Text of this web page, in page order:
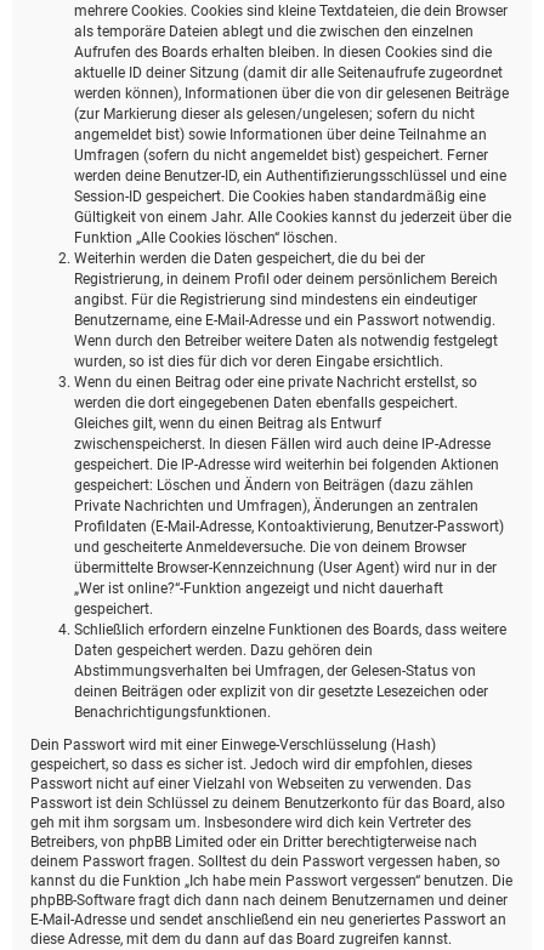
mehrere Cookies. Cookies sind kleine Textdateien, die dein Browser
als temporäre Dateien ablegt und die zwischen den einzelnen
Aufrufen des Boards erhalten bleiben. In diesen Cookies sind die
aktuelle ID deiner Sitzung (damit dir alle Seitenaufrufe zugeordnet
werden können), Informationen über die von dir gelesenen Beiträge
(zur Markierung dieser als gelesen/ungelesen; sofern du nicht
angemeldet bist) sowie Informationen über deine Teilnahme an
Umfragen (sofern du nicht angemeldet bist) gespeichert. Ferner
werden deine Benutzer-ID, ein Authentifizierungsschlüssel und eine
Session-ID gespeichert. Die Cookies haben standardmäßig eine
Gültigkeit von einem Jahr. Alle Cookies kannst du jederzeit über die
Funktion „Alle Cookies löschen“ löschen.
Weiterhin werden die Daten gespeichert, die du bei der
Registrierung, in deinem Profil oder deinem persönlichem Bereich
angibst. Für die Registrierung sind mindestens ein eindeutiger
Benutzername, eine E-Mail-Adresse und ein Passwort notwendig.
Wenn durch den Betreiber weitere Daten als notwendig festgelegt
wurden, so ist dies für dich vor deren Eingabe ersichtlich.
Wenn du einen Beitrag oder eine private Nachricht erstellst, so
werden die dort eingegebenen Daten ebenfalls gespeichert.
Gleiches gilt, wenn du einen Beitrag als Entwurf
zwischenspeicherst. In diesen Fällen wird auch deine IP-Adresse
gespeichert. Die IP-Adresse wird weiterhin bei folgenden Aktionen
gespeichert: Löschen und Ändern von Beiträgen (dazu zählen
Private Nachrichten und Umfragen), Änderungen an zentralen
Profildaten (E-Mail-Adresse, Kontoaktivierung, Benutzer-Passwort)
und gescheiterte Anmeldeversuche. Die von deinem Browser
übermittelte Browser-Kennzeichnung (User Agent) wird nur in der
„Wer ist online?“-Funktion angezeigt und nicht dauerhaft
gespeichert.
Schließlich erfordern einzelne Funktionen des Boards, dass weitere
Daten gespeichert werden. Dazu gehören dein
Abstimmungsverhalten bei Umfragen, der Gelesen-Status von
deinen Beiträgen oder explizit von dir gesetzte Lesezeichen oder
Benachrichtigungsfunktionen.
Dein Passwort wird mit einer Einwege-Verschlüsselung (Hash)
gespeichert, so dass es sicher ist. Jedoch wird dir empfohlen, dieses
Passwort nicht auf einer Vielzahl von Webseiten zu verwenden. Das
Passwort ist dein Schlüssel zu deinem Benutzerkonto für das Board, also
geh mit ihm sorgsam um. Insbesondere wird dich kein Vertreter des
Betreibers, von phpBB Limited oder ein Dritter berechtigterweise nach
deinem Passwort fragen. Solltest du dein Passwort vergessen haben, so
kannst du die Funktion „Ich habe mein Passwort vergessen“ benutzen. Die
phpBB-Software fragt dich dann nach deinem Benutzernamen und deiner
E-Mail-Adresse und sendet anschließend ein neu generiertes Passwort an
diese Adresse, mit dem du dann auf das Board zugreifen kannst.